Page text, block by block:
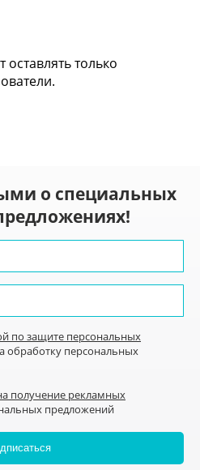
только
о специальных
по защите персональных
обработку персональных
получение рекламных
предложений